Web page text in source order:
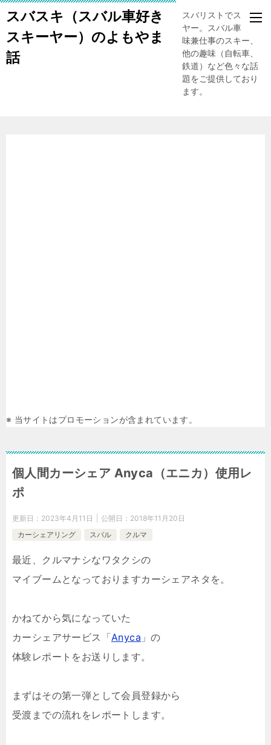
スバスキ（スバル車好き
スキーヤー）のよもやま
話
スバリストでスキー
ヤー。スバル車、趣
味兼仕事のスキー、
他の趣味（自転車、
鉄道）など色々な話
題をご提供しており
ます。
※ 当サイトはプロモーションが含まれています。
個人間カーシェア Anyca（エニカ）使用レ
ポ
更新日： 2023年4月11日 公開日： 2018年11月20日
カーシェアリング
スバル クルマ
最近、クルマナシなワタクシの
マイブームとなっておりますカーシェアネタを。
かねてから気になっていた
カーシェアサービス「Anyca 」の
体験レポートをお送りします。
まずはその第一弾として会員登録から
受渡までの流れをレポートします。